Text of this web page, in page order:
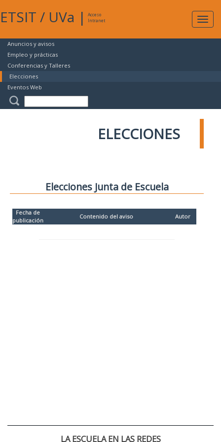
ETSIT / UVa |
Acceso
Intranet
Anuncios y avisos
Empleo y prácticas
Conferencias y Talleres
Elecciones
Eventos Web
ELECCIONES
Elecciones Junta de Escuela
Fecha de
publicación
Contenido del aviso Autor
LA ESCUELA EN LAS REDES